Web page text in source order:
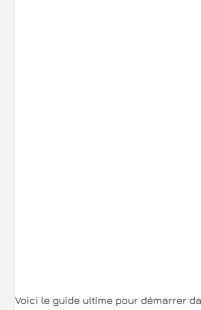
Voici le guide ultime pour démarrer